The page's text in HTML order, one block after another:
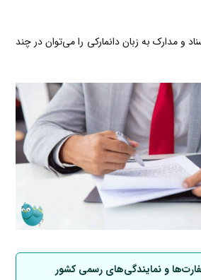
و مدارک به زبان دانمارکی را می‌توان در چند
و نمایندگی‌های رسمی کشور